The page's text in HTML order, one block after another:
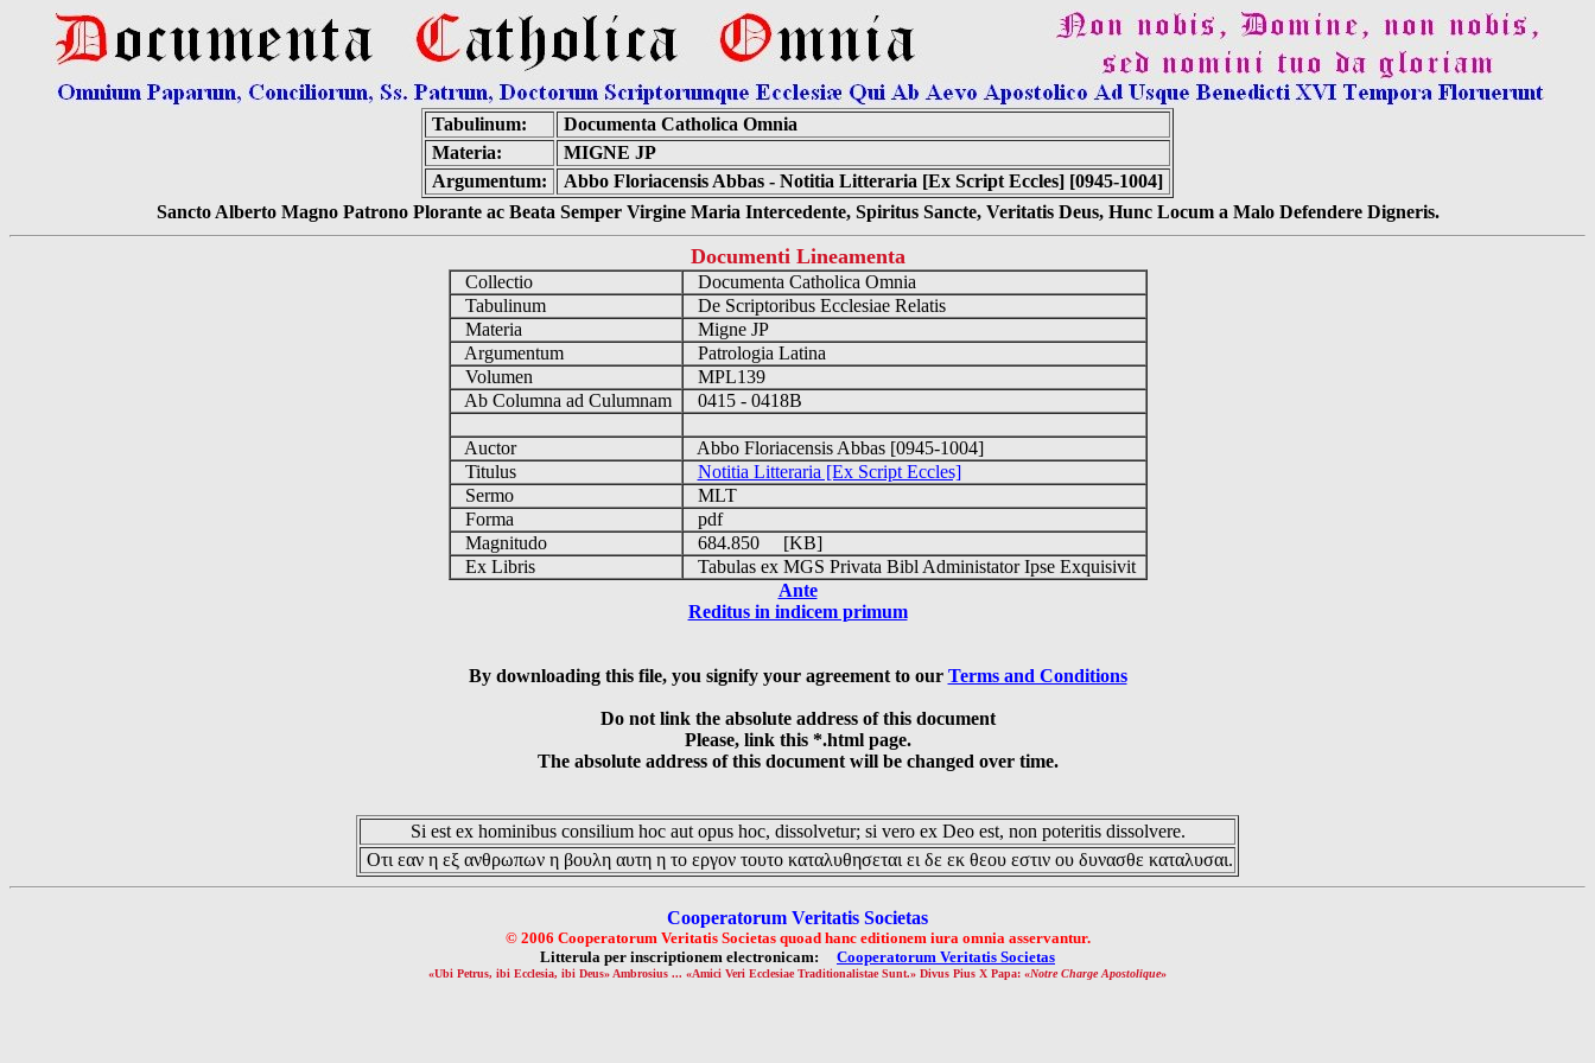
Tabulinum:
Documenta Catholica Omnia
Materia:
MIGNE JP
Argumentum:
Abbo Floriacensis Abbas - Notitia Litteraria [Ex Script Eccles] [0945-1004]
Sancto Alberto Magno Patrono Plorante ac Beata Semper Virgine Maria Intercedente, Spiritus Sancte, Veritatis Deus, Hunc Locum a Malo Defendere Digneris.
Documenti Lineamenta
Collectio
Documenta Catholica Omnia
Tabulinum
De Scriptoribus Ecclesiae Relatis
Materia
Migne JP
Argumentum
Patrologia Latina
Volumen
MPL139
Ab Columna ad Culumnam
0415 - 0418B
Auctor
Abbo Floriacensis Abbas [0945-1004]
Titulus
Notitia Litteraria [Ex Script Eccles]
Sermo
MLT
Forma
pdf
Magnitudo
684.850 [KB]
Ex Libris
Tabulas ex MGS Privata Bibl Administator Ipse Exquisivit
Ante
Reditus in indicem primum
By downloading this file, you signify your agreement to our Terms and Conditions
Do not link the absolute address of this document
Please, link this *.html page.
The absolute address of this document will be changed over time.
Si est ex hominibus consilium hoc aut opus hoc, dissolvetur; si vero ex Deo est, non poteritis dissolvere.
Οτι εαν η εξ ανθρωπων η βουλη αυτη η το εργον τουτο καταλυθησεται ει δε εκ θεου εστιν ου δυνασθε καταλυσαι.
Cooperatorum Veritatis Societas
© 2006 Cooperatorum Veritatis Societas quoad hanc editionem iura omnia asservantur.
Litterula per inscriptionem electronicam: Cooperatorum Veritatis Societas
«Ubi Petrus, ibi Ecclesia, ibi Deus» Ambrosius ... «Amici Veri Ecclesiae Traditionalistae Sunt.» Divus Pius X Papa: «Notre Charge Apostolique»